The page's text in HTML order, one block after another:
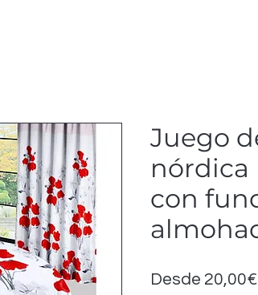
Juego
nórdica
con
Desde 20,00€